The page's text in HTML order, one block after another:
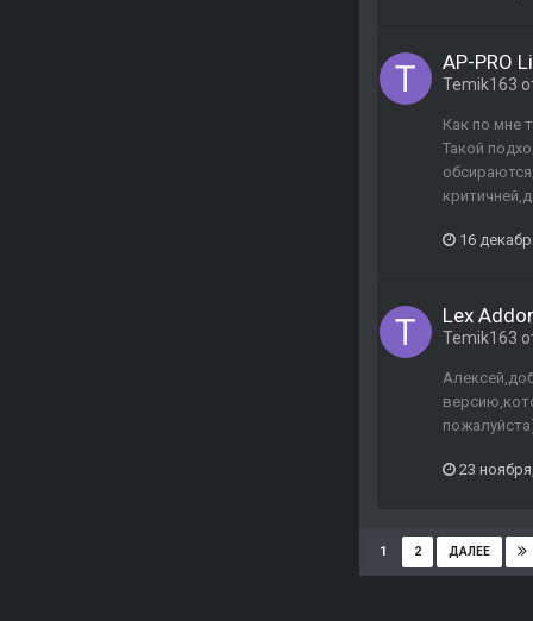
AP-PRO
Temik163
Как по мне
Такой
16
Lex
Temik163
23
1 2 ДАЛЕЕ